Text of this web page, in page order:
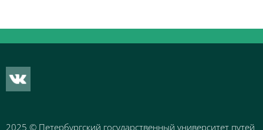
2025 © Петербургский государственный университет